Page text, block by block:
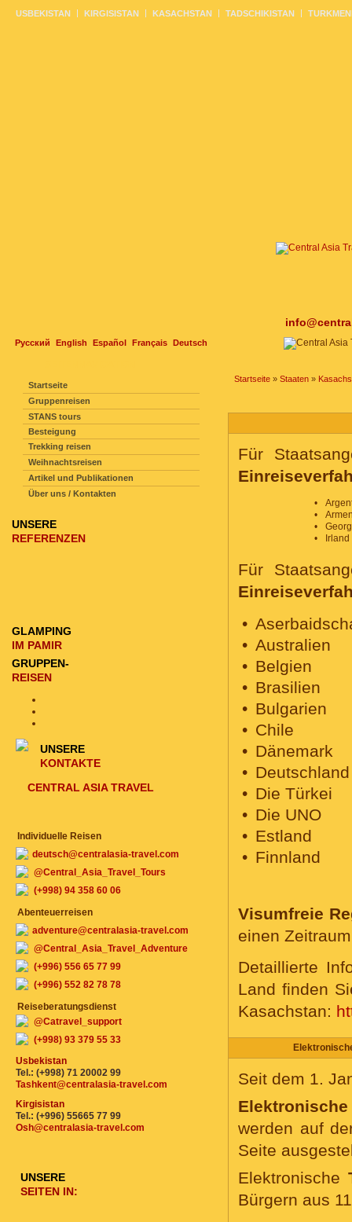
Русский English Español Français Deutsch
USBEKISTAN KIRGISISTAN KASACHSTAN TADSCHIKISTAN
Startseite » Staaten »
Für
Irland
Für
Australien
Belgien
Brasilien
Bulgarien
Chile
Dänemark
Deutschland
Die Türkei
Die UNO
Estland
Finnland
Visumfreie
einen
Detaillierte
Land finden
Kasachstan:
Seit dem 1.
werden auf
Seite
Elektronische
Bürgern aus
Startseite
Gruppenreisen
STANS tours
Besteigung
Trekking reisen
Weihnachtsreisen
Artikel und Publikationen
Über uns / Kontakten
UNSERE
REFERENZEN
GLAMPING
IM PAMIR
GRUPPEN-
REISEN
UNSERE
KONTAKTE
CENTRAL ASIA TRAVEL
Individuelle Reisen
deutsch@centralasia-travel.com
@Central_Asia_Travel_Tours
(+998) 94 358 60 06
Abenteuerreisen
adventure@centralasia-travel.com
@Central_Asia_Travel_Adventure
(+996) 556 65 77 99
(+996) 552 82 78 78
Reiseberatungsdienst
@Catravel_support
(+998) 93 379 55 33
Usbekistan
Tel.: (+998) 71 20002 99
Tashkent@centralasia-travel.com
Kirgisistan
Tel.: (+996) 55665 77 99
Osh@centralasia-travel.com
UNSERE
SEITEN IN: